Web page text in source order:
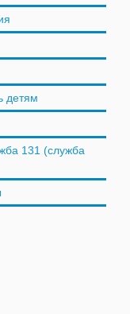
детям
131 (служба